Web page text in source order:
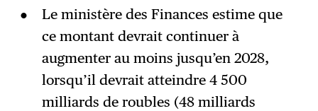
Le ministère des Finances estime que
ce montant devrait continuer à
augmenter au moins jusqu’en 2028,
lorsqu’il devrait atteindre 4 500
milliards de roubles (48 milliards